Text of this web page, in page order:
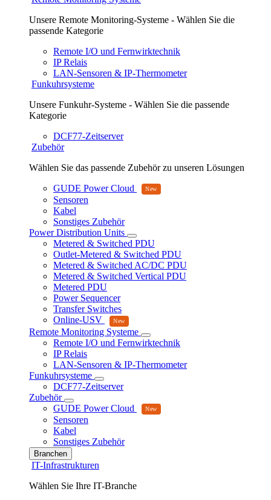
Unsere Remote Monitoring-Systeme - Wählen Sie die
passende Kategorie
Remote I/O und Fernwirktechnik
IP Relais
LAN-Sensoren & IP-Thermometer
Funkuhrsysteme
Unsere Funkuhr-Systeme - Wählen Sie die passende
Kategorie
DCF77-Zeitserver
Zubehör
Wählen Sie das passende Zubehör zu unseren Lösungen
GUDE Power Cloud
Sensoren
Kabel
Sonstiges Zubehör
Power Distribution Units
Metered & Switched PDU
Outlet-Metered & Switched PDU
Metered & Switched AC/DC PDU
Metered & Switched Vertical PDU
Metered PDU
Power Sequencer
Transfer Switches
Online-USV
Remote Monitoring Systeme
Remote I/O und Fernwirktechnik
IP Relais
LAN-Sensoren & IP-Thermometer
Funkuhrsysteme
DCF77-Zeitserver
Zubehör
GUDE Power Cloud
Sensoren
Kabel
Sonstiges Zubehör
Branchen
IT-Infrastrukturen
Wählen Sie Ihre IT-Branche